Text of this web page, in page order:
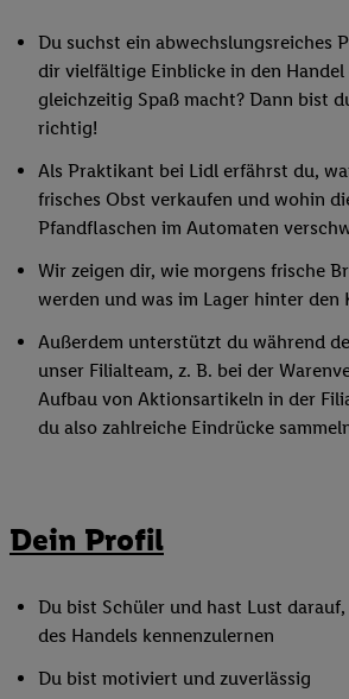
Du suchst ein abwechslungsreiches
dir vielfältige Einblicke in den
gleichzeitig Spaß macht? Dann bist
richtig!
Als Praktikant bei Lidl erfährst du,
frisches Obst verkaufen und wohin
Pfandflaschen im Automaten
Wir zeigen dir, wie morgens frische
werden und was im Lager hinter den
Außerdem unterstützt du während
unser Filialteam, z. B. bei der
Aufbau von Aktionsartikeln in der
du also zahlreiche Eindrücke
Dein Profil
Du bist Schüler und hast Lust
des Handels kennenzulernen
Du bist motiviert und zuverlässig